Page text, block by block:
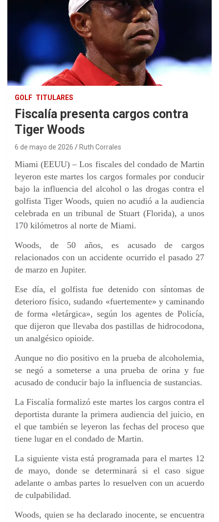
GOLF TITULARES
Fiscalía presenta cargos contra
Tiger Woods
6 de mayo de 2026 Ruth Corrales
Miami (EEUU) – Los fiscales del condado de Martin
leyeron este martes los cargos formales por conducir
bajo la influencia del alcohol o las drogas contra el
golfista Tiger Woods, quien no acudió a la audiencia
celebrada en un tribunal de Stuart (Florida), a unos
170 kilómetros al norte de Miami.
Woods, de 50 años, es acusado de cargos
relacionados con un accidente ocurrido el pasado 27
de marzo en Jupiter.
Ese día, el golfista fue detenido con síntomas de
deterioro físico, sudando «fuertemente» y caminando
de forma «letárgica», según los agentes de Policía,
que dijeron que llevaba dos pastillas de hidrocodona,
un analgésico opioide.
Aunque no dio positivo en la prueba de alcoholemia,
se negó a someterse a una prueba de orina y fue
acusado de conducir bajo la influencia de sustancias.
La Fiscalía formalizó este martes los cargos contra el
deportista durante la primera audiencia del juicio, en
el que también se leyeron las fechas del proceso que
tiene lugar en el condado de Martin.
La siguiente vista está programada para el martes 12
de mayo, donde se determinará si el caso sigue
adelante o ambas partes lo resuelven con un acuerdo
de culpabilidad.
Woods, quien se ha declarado inocente, se encuentra